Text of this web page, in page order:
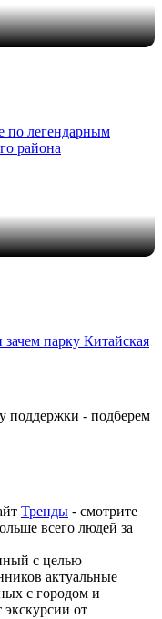
по легендарным
района
парку Китайская
поддержки - подберем
Тренды - смотрите
всего людей за
с целью
актуальные
с городом и
от